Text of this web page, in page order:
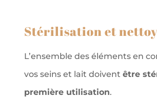
Stérilisation et
L’ensemble des éléments en
vos seins et lait doivent être
première utilisation.